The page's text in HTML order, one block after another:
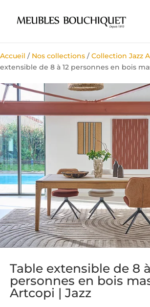
Accueil / Nos collections /Collection Jazz
extensible de 8 à 12 personnes en bois
Table extensible de 8
personnes en bois
Artcopi | Jazz